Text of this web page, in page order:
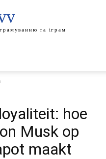
та іграм
hoe
Musk op
maakt